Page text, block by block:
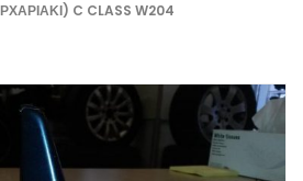
C CLASS W204